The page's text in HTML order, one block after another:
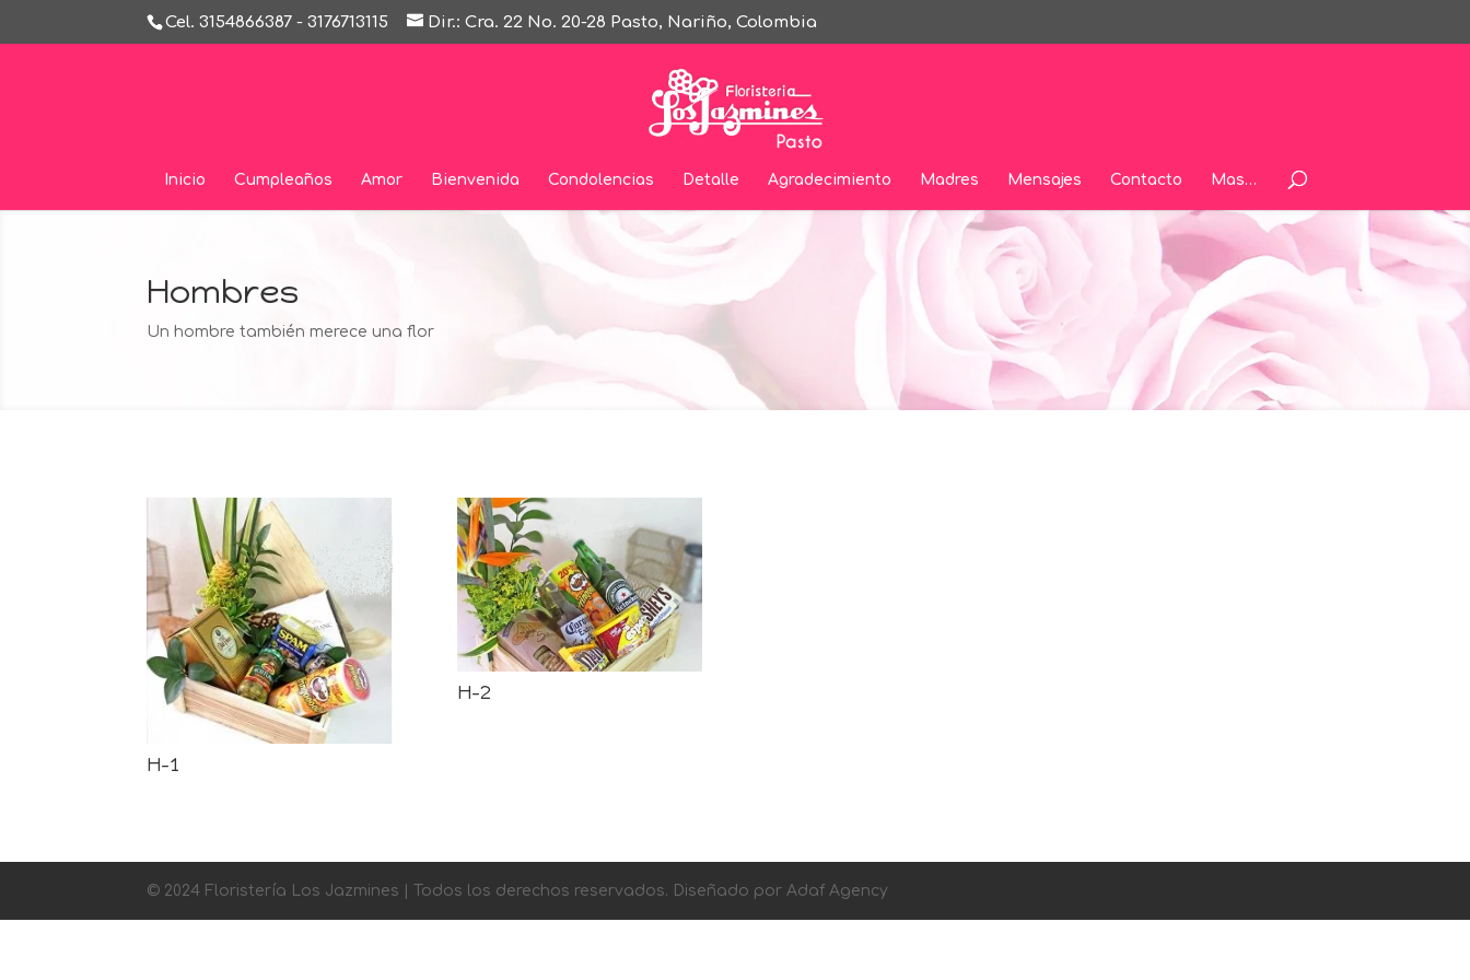
Cel. 3154866387 - 3176713115 Dir.: Cra. 22 No. 20-28 Pasto, Nariño, Colombia
Inicio Cumpleaños Amor Bienvenida Condolencias Detalle Agradecimiento Madres Mensajes Contacto Mas…
Hombres
Un hombre también merece una flor
H-1
H-2
© 2024 Floristería Los Jazmines | Todos los derechos reservados. Diseñado por Adaf Agency